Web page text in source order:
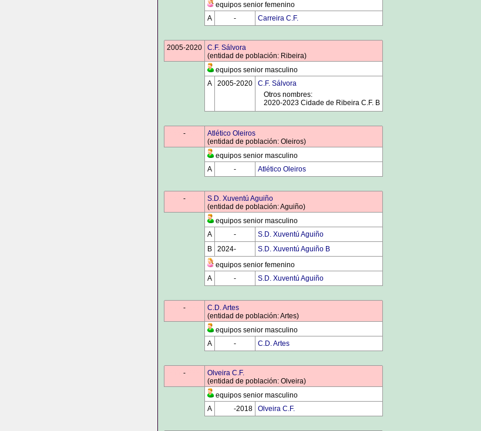
equipos senior femenino
A
- Carreira C.F.
2005-2020
C.F. Sálvora
(entidad de población: Ribeira)
equipos senior masculino
A
2005-2020
C.F. Sálvora
Otros nombres:
2020-2023 Cidade de Ribeira C.F. B
-
Atlético Oleiros
(entidad de población: Oleiros)
equipos senior masculino
A
- Atlético Oleiros
-
S.D. Xuventú Aguiño
(entidad de población: Aguiño)
equipos senior masculino
A
-
S.D. Xuventú Aguiño
B
2024-
S.D. Xuventú Aguiño B
equipos senior femenino
A
- S.D. Xuventú Aguiño
-
C.D. Artes
(entidad de población: Artes)
equipos senior masculino
A
- C.D. Artes
-
Olveira C.F.
(entidad de población: Olveira)
equipos senior masculino
A
-2018 Olveira C.F.